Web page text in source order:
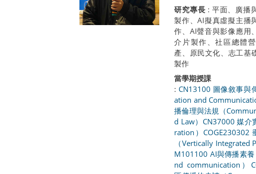
研究專長 : 平面、廣播
製作、AI擬真虛擬主播
作、AI聲音與影像應用
介片製作、社區總體
產、原民文化、志工基
製作
當學期授課
: CN13100 圖像敘事與
ation and
播倫理與法規（
d Law） CN37000 媒介
ration） COGE230302
（Vertically Integrated
M101100 AI與傳播素
nd communication）